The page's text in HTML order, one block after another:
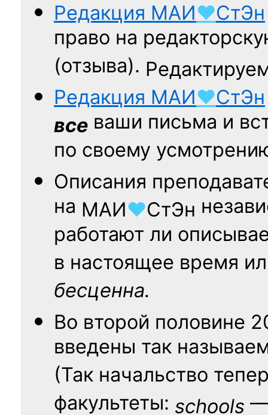
Редакция МАИ♥СтЭн
право на
(отзыва).
Редакция МАИ♥СтЭн
все ваши письма и
по своему
Описания
на МАИ♥СтЭн
работают ли
в настоящее время
бесценна.
Во второй половине
введены так
(Так начальство
факультеты: schools —